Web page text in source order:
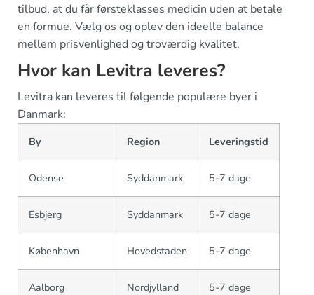
tilbud, at du får førsteklasses medicin uden at betale
en formue. Vælg os og oplev den ideelle balance
mellem prisvenlighed og troværdig kvalitet.
Hvor kan Levitra leveres?
Levitra kan leveres til følgende populære byer i
Danmark:
By Region Leveringstid
Odense Syddanmark 5-7 dage
Esbjerg Syddanmark 5-7 dage
København Hovedstaden 5-7 dage
Aalborg Nordjylland 5-7 dage